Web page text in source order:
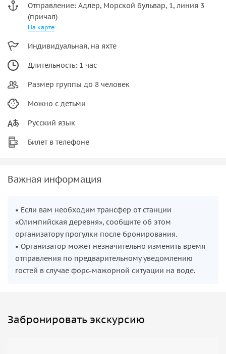
Отправление: Адлер, Морской бульвар, 1, линия 3
(причал)
На карте
Индивидуальная, на яхте
Длительность: 1 час
Размер группы до 8 человек
Можно с детьми
Русский язык
Билет в телефоне
Важная информация
• Если вам необходим трансфер от станции
«Олимпийская деревня», сообщите об этом
организатору прогулки после бронирования.
• Организатор может незначительно изменить время
отправления по предварительному уведомлению
гостей в случае форс-мажорной ситуации на воде.
Забронировать экскурсию